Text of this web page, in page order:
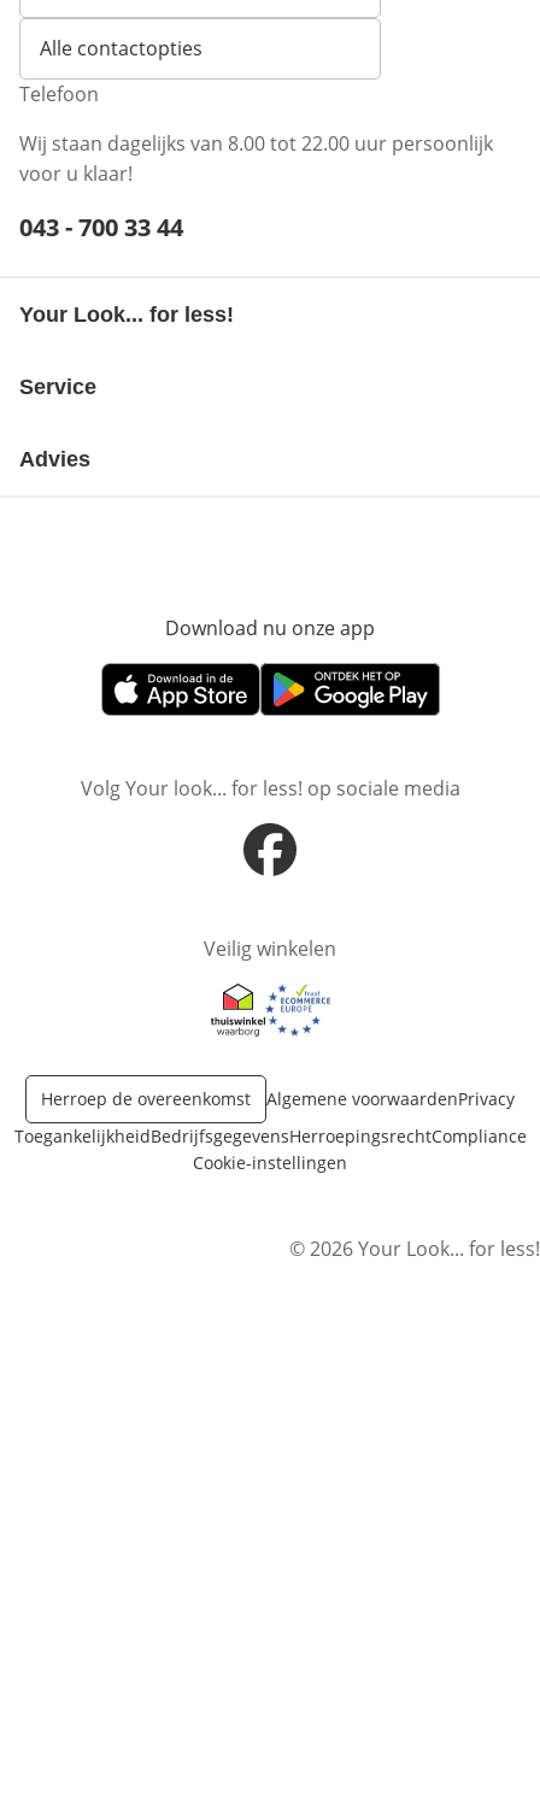
Alle contactopties
Telefoon
Wij staan dagelijks van 8.00 tot 22.00 uur persoonlijk
voor u klaar!
Telefoonnummer:
043 - 700 33 44
Your Look... for less!
Service
Advies
Download nu onze app
Opent in nieuw vensterOpent in nieuw venster
Volg Your look... for less! op sociale media
Opent in nieuw venster
Veilig winkelen
Opent in nieuw venster
Opent in nieuw venster
Herroep de overeenkomst Algemene voorwaardenPrivacy
ToegankelijkheidBedrijfsgegevensHerroepingsrechtCompliance
Cookie-instellingen
© 2026 Your Look... for less!